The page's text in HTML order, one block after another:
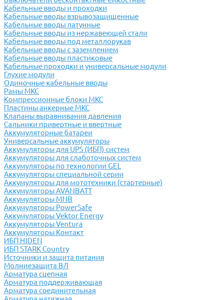
Кабельные вводы и проходки
Кабельные вводы взрывозащищенные
Кабельные вводы латунные
Кабельные вводы из нержавеющей стали
Кабельные вводы под металлорукав
Кабельные вводы с заземлением
Кабельные вводы пластиковые
Кабельные проходки и универсальные модули
Глухие модули
Одиночные кабельные вводы
Рамы МКС
Компрессионные блоки МКС
Пластины анкерные МКС
Клапаны выравнивания давления
Сальники привертные и ввертные
Аккумуляторные батареи
Универсальные аккумуляторы
Аккумуляторы для UPS (ИБП) систем
Аккумуляторы для слаботочных систем
Аккумуляторы по технологии GEL
Аккумуляторы специальной серии
Аккумуляторы для мототехники (стартерные)
Аккумуляторы AVANBATT
Аккумуляторы MNB
Аккумуляторы PowerSafe
Аккумуляторы Vektor Energy
Аккумуляторы Ventura
Аккумуляторы Контакт
ИБП HIDEN
ИБП STARK Country
Источники и защита питания
Молниезащита ВЛ
Арматура сцепная
Арматура поддерживающая
Арматура соединительная